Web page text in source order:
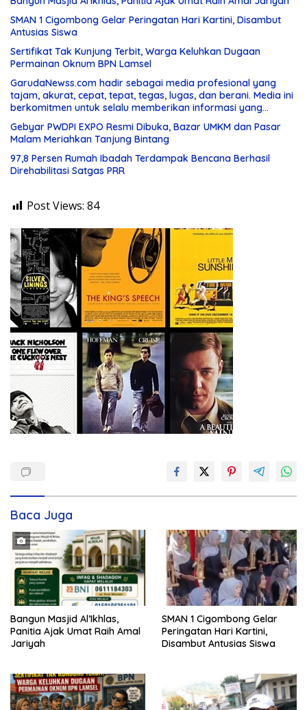
SMAN 1 Cigombong Gelar Peringatan Hari Kartini, Disambut
Antusias Siswa
Sertifikat Tak Kunjung Terbit, Warga Keluhkan Dugaan
Permainan Oknum BPN Lamsel
GarudaNewss.com hadir sebagai media profesional yang
tajam, akurat, cepat, tepat, tegas, lugas, dan berani. Media ini
berkomitmen untuk selalu memberikan informasi yang
berkualitas serta menjadi
Gebyar PWDPI EXPO Resmi Dibuka, Bazar UMKM dan Pasar
Malam Meriahkan Tanjung Bintang
97,8 Persen Rumah Ibadah Terdampak Bencana Berhasil
Direhabilitasi Satgas PRR
Post Views: 84
Baca Juga
Bangun Masjid Al’Ikhlas,
Panitia Ajak Umat Raih Amal
Jariyah
SMAN 1 Cigombong Gelar
Peringatan Hari Kartini,
Disambut Antusias Siswa